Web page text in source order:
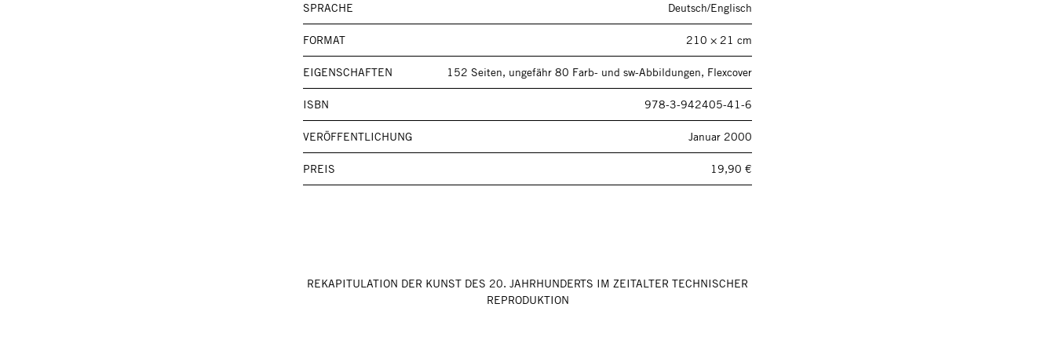
SPRACHE Deutsch/Englisch
FORMAT 210 × 21 cm
EIGENSCHAFTEN 152 Seiten, ungefähr 80 Farb- und sw-Abbildungen, Flexcover
ISBN 978-3-942405-41-6
VERÖFFENTLICHUNG Januar 2000
PREIS 19,90 €
REKAPITULATION DER KUNST DES 20. JAHRHUNDERTS IM ZEITALTER TECHNISCHER
REPRODUKTION